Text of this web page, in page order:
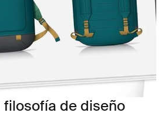
filosofía de diseño